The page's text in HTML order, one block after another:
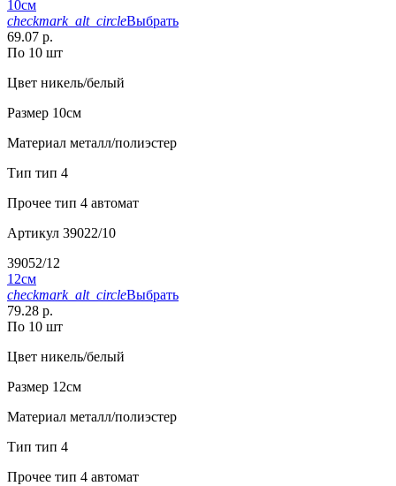
10см
checkmark_alt_circleВыбрать
69.07 р.
По 10 шт
Цвет никель/белый
Размер 10см
Материал металл/полиэстер
Тип тип 4
Прочее тип 4 автомат
Артикул 39022/10
39052/12
12см
checkmark_alt_circleВыбрать
79.28 р.
По 10 шт
Цвет никель/белый
Размер 12см
Материал металл/полиэстер
Тип тип 4
Прочее тип 4 автомат